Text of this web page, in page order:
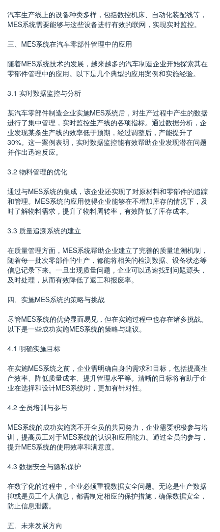
汽车生产线上的设备种类多样，包括数控机床、自动化装配线等，
MES系统需要能够与这些设备进行有效的联网，实现实时监控。
三、MES系统在汽车零部件管理中的应用
随着MES系统技术的发展，越来越多的汽车制造企业开始探索其在
零部件管理中的应用。以下是几个典型的应用案例和实施经验。
3.1 实时数据监控与分析
某汽车零部件制造企业实施MES系统后，对生产过程中产生的数据
进行了集中管理，实时监控生产线的各项指标。通过数据分析，企
业发现某条生产线的效率低于预期，经过调整后，产能提升了
30%。这一案例表明，实时数据监控能有效帮助企业发现潜在问题
并作出迅速反应。
3.2 物料管理的优化
通过与MES系统的集成，该企业还实现了对原材料和零部件的追踪
和管理。MES系统的应用使得企业能够在不增加库存的情况下，及
时了解物料需求，提升了物料周转率，有效降低了库存成本。
3.3 质量追溯系统的建立
在质量管理方面，MES系统帮助企业建立了完善的质量追溯机制，
随着每一批次零部件的生产，都能将相关的检测数据、设备状态等
信息记录下来。一旦出现质量问题，企业可以迅速找到问题源头，
及时处理，从而有效降低了返工和报废率。
四、实施MES系统的策略与挑战
尽管MES系统的优势显而易见，但在实施过程中也存在诸多挑战。
以下是一些成功实施MES系统的策略与建议。
4.1 明确实施目标
在实施MES系统之前，企业需明确自身的需求和目标，包括提高生
产效率、降低质量成本、提升管理水平等。清晰的目标将有助于企
业在选择和设计MES系统时，更加有针对性。
4.2 全员培训与参与
MES系统的成功实施离不开全员的共同努力，企业需要积极参与培
训，提高员工对于MES系统的认识和应用能力。通过全员的参与，
提升MES系统的使用效率和满意度。
4.3 数据安全与隐私保护
在数字化的过程中，企业必须重视数据安全问题。无论是生产数据
抑或是员工个人信息，都需制定相应的保护措施，确保数据安全，
防止信息泄露。
五、未来发展方向